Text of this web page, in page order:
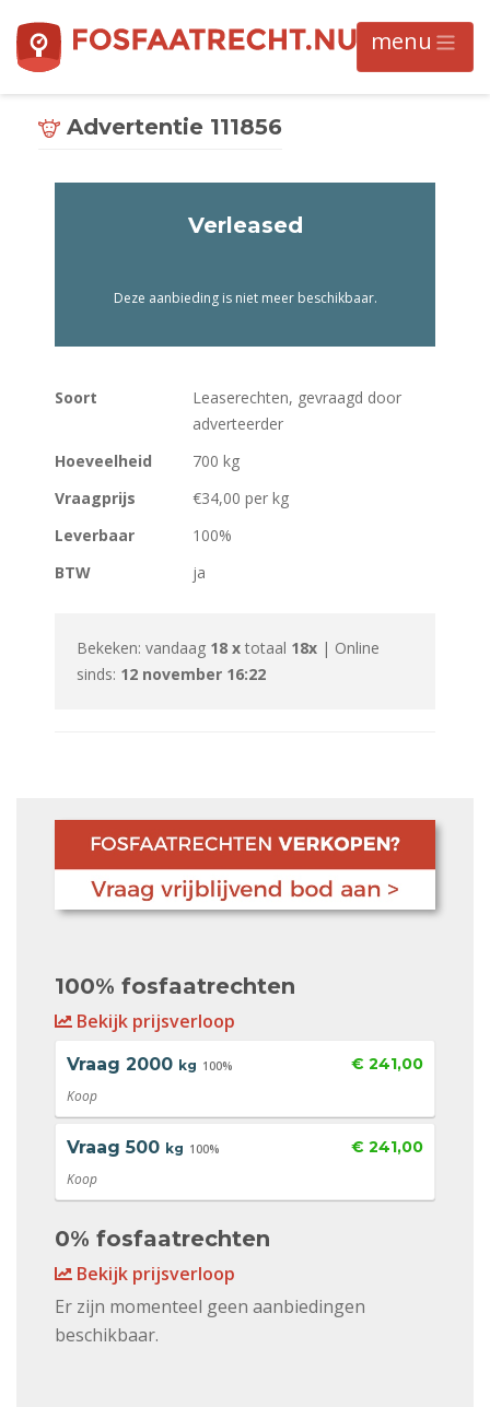
Advertentie 111856
Soort
Leaserechten, gevraagd door
adverteerder
Hoeveelheid
700 kg
Vraagprijs
€34,00 per kg
Leverbaar
100%
BTW
ja
Bekeken: vandaag 18 x totaal 18x | Online
sinds: 12 november 16:22
Verleased
Deze aanbieding is niet meer beschikbaar.
100% fosfaatrechten
Bekijk prijsverloop
Vraag 2000 kg 100% € 241,00
Koop
Vraag 500 kg 100% € 241,00
Koop
0% fosfaatrechten
Bekijk prijsverloop
Er zijn momenteel geen aanbiedingen
beschikbaar.